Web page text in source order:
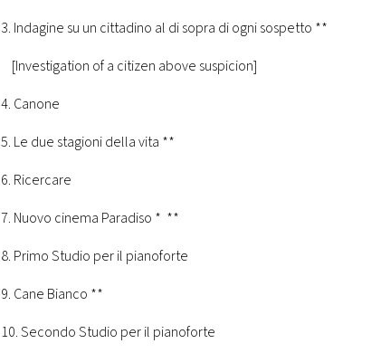
3. Indagine su un cittadino al di sopra di ogni sospetto **
[Investigation of a citizen above suspicion]
4. Canone
5. Le due stagioni della vita **
6. Ricercare
7. Nuovo cinema Paradiso * **
8. Primo Studio per il pianoforte
9. Cane Bianco **
10. Secondo Studio per il pianoforte